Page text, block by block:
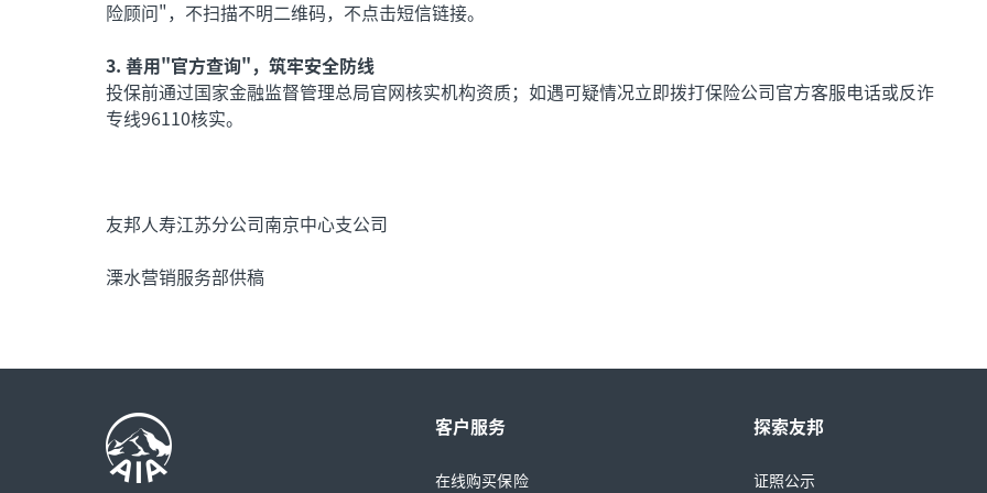
险顾问"，不扫描不明二维码，不点击短信链接。
3. 善用"官方查询"，筑牢安全防线
投保前通过国家金融监督管理总局官网核实机构资质；如遇可疑情况立即拨打保险公司官方客服电话或反诈
专线96110核实。
友邦人寿江苏分公司南京中心支公司
溧水营销服务部供稿
客户服务
在线购买保险
探索友邦
证照公示